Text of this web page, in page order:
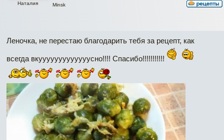
Наталия Minsk
Леночка, не перестаю благодарить тебя за рецепт, как
всегда вкууууууууууууусно!!!! Спасибо!!!!!!!!!!!